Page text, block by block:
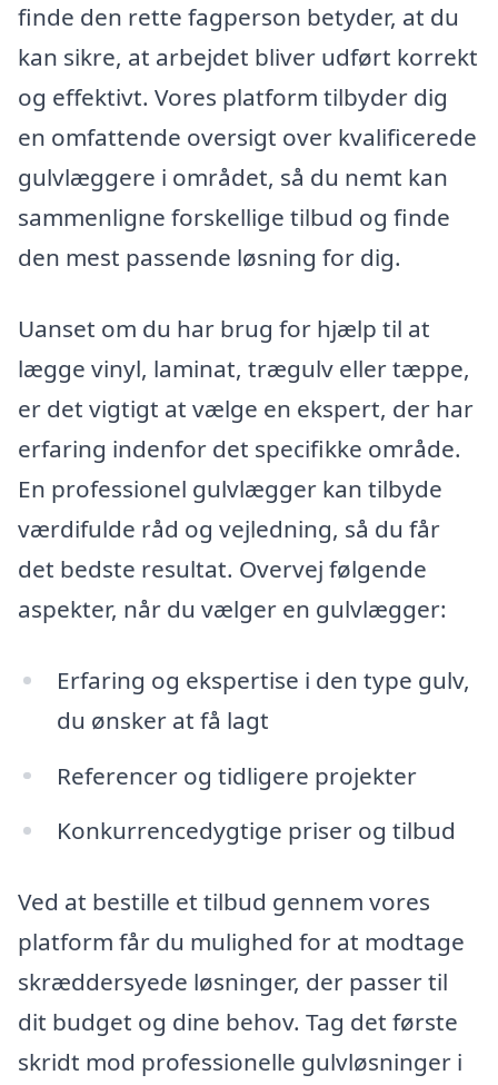
finde den rette fagperson betyder, at du
kan sikre, at arbejdet bliver udført korrekt
og effektivt. Vores platform tilbyder dig
en omfattende oversigt over kvalificerede
gulvlæggere i området, så du nemt kan
sammenligne forskellige tilbud og finde
den mest passende løsning for dig.
Uanset om du har brug for hjælp til at
lægge vinyl, laminat, trægulv eller tæppe,
er det vigtigt at vælge en ekspert, der har
erfaring indenfor det specifikke område.
En professionel gulvlægger kan tilbyde
værdifulde råd og vejledning, så du får
det bedste resultat. Overvej følgende
aspekter, når du vælger en gulvlægger:
Erfaring og ekspertise i den type gulv,
du ønsker at få lagt
Referencer og tidligere projekter
Konkurrencedygtige priser og tilbud
Ved at bestille et tilbud gennem vores
platform får du mulighed for at modtage
skræddersyede løsninger, der passer til
dit budget og dine behov. Tag det første
skridt mod professionelle gulvløsninger i